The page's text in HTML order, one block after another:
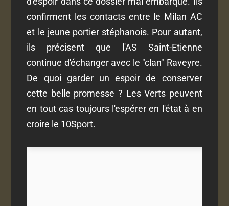
confirment les contacts entre le Milan AC
et le jeune portier stéphanois. Pour autant,
ils précisent que l'AS Saint-Etienne
continue d'échanger avec le "clan" Raveyre.
De quoi garder un espoir de conserver
cette belle promesse ? Les Verts peuvent
en tout cas toujours l'espérer en l'état à en
croire le 10Sport.